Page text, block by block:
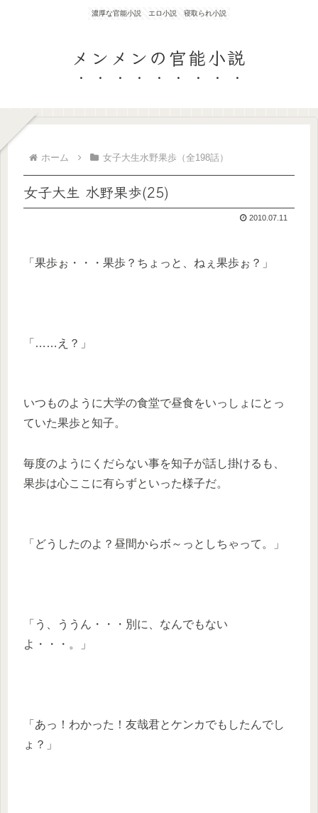
濃厚な官能小説 エロ小説 寝取られ小説
メンメンの官能小説
ホーム 女子大生水野果歩（全198話）
女子大生 水野果歩(25)
2010.07.11
「果歩ぉ・・・果歩？ちょっと、ねぇ果歩ぉ？」
「……え？」
いつものように大学の食堂で昼食をいっしょにとっ
ていた果歩と知子。
毎度のようにくだらない事を知子が話し掛けるも、
果歩は心ここに有らずといった様子だ。
「どうしたのよ？昼間からボ～っとしちゃって。」
「う、ううん・・・別に、なんでもない
よ・・・。」
「あっ！わかった！友哉君とケンカでもしたんでし
ょ？」